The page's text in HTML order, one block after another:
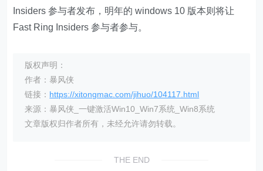
Insiders 参与者发布，明年的 windows 10 版本则将让
Fast Ring Insiders 参与者参与。
版权声明：
作者：暴风侠
链接： https://xitongmac.com/jihuo/104117.html
来源：暴风侠_一键激活Win10_Win7系统_Win8系统
文章版权归作者所有，未经允许请勿转载。
THE END